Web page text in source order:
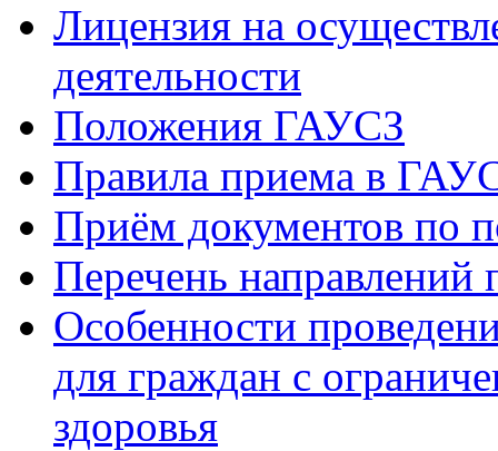
Лицензия на
деятельности
Положения ГАУСЗ
Правила приема в
Приём документов по
Перечень направлений
Особенности
для граждан с
здоровья